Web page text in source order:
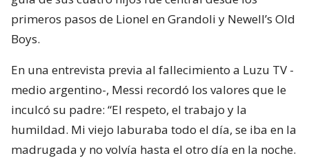
primeros pasos de Lionel en Grandoli y Newell’s Old
Boys.
En una entrevista previa al fallecimiento a Luzu TV -
medio argentino-, Messi recordó los valores que le
inculcó su padre: “El respeto, el trabajo y la
humildad. Mi viejo laburaba todo el día, se iba en la
madrugada y no volvía hasta el otro día en la noche.